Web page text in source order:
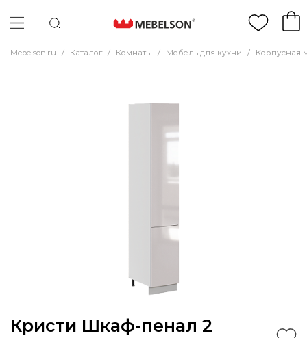
Mebelson.ru / Каталог / Комнаты / Мебель для кухни / Корпусная
Кристи Шкаф-пенал 2